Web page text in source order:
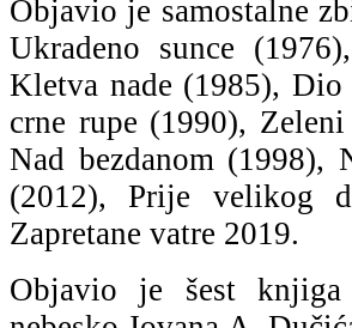
Objavio je samostalne
Ukradeno sunce
Kletva nade (1985),
crne rupe (1990),
Nad bezdanom (1998),
(2012), Prije velikog
Zapretane vatre 2019.
Objavio je šest